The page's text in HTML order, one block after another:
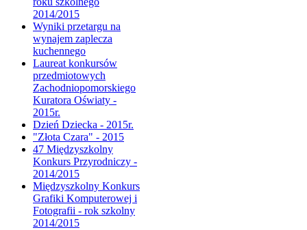
2014/2015
Wyniki przetargu na
wynajem zaplecza
kuchennego
Laureat konkursów
przedmiotowych
Zachodniopomorskiego
Kuratora Oświaty -
2015r.
Dzień Dziecka - 2015r.
"Złota Czara" - 2015
47 Międzyszkolny
Konkurs Przyrodniczy -
2014/2015
Międzyszkolny Konkurs
Grafiki Komputerowej i
Fotografii - rok szkolny
2014/2015